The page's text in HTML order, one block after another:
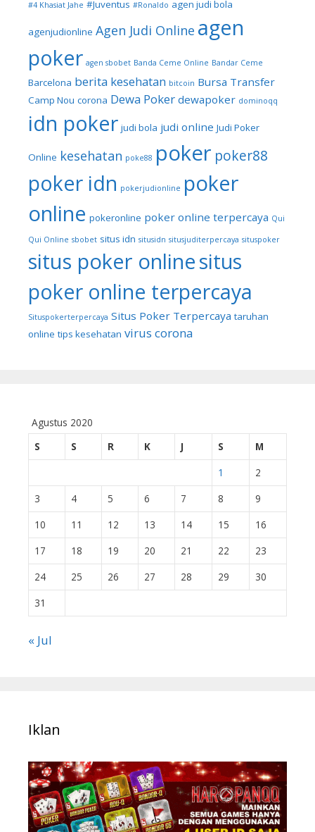
#4 Khasiat Jahe #Juventus #Ronaldo agen judi bola
agenjudionline Agen Judi Online agen
poker agen sbobet Banda Ceme Online Bandar Ceme
Barcelona berita kesehatan bitcoin Bursa Transfer
Camp Nou corona Dewa Poker dewapoker dominoqq
idn poker judi bola judi online Judi Poker
Online kesehatan poke88 poker poker88
poker idn pokerjudionline poker
online pokeronline poker online terpercaya Qui
Qui Online sbobet situs idn situsidn situsjuditerpercaya situspoker
situs poker onlinesitus
poker online terpercaya
Situspokerterpercaya Situs Poker Terpercaya taruhan
online tips kesehatan virus corona
Agustus 2020
S
S R K J S
M
1
2
3
4 5 6 7 8
9
10
11 12 13 14 15
16
17
18 19 20 21 22
23
24
25 26 27 28 29
30
31
« Jul
Iklan